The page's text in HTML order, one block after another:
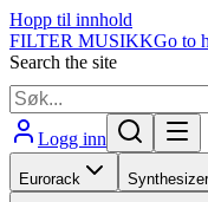
Hopp til innhold
FILTER MUSIKKGo to
Search the site
Logg inn
Eurorack